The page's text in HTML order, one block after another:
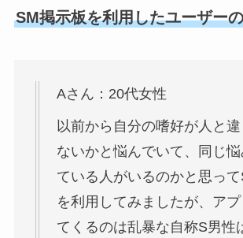
SM掲示板を利用したユーザー
Aさん：20代女性
以前から自分の嗜好が人と
ないかと悩んでいて、同じ悩
ている人がいるのかと思っ
を利用してみましたが、アプ
てくるのは乱暴な自称S男性